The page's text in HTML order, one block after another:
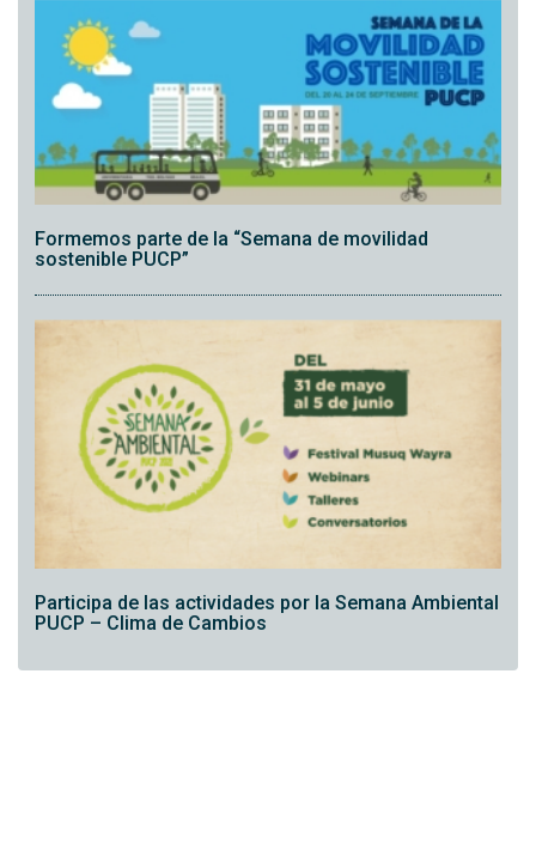
Formemos parte de la “Semana de movilidad
sostenible PUCP”
Participa de las actividades por la Semana Ambiental
PUCP – Clima de Cambios